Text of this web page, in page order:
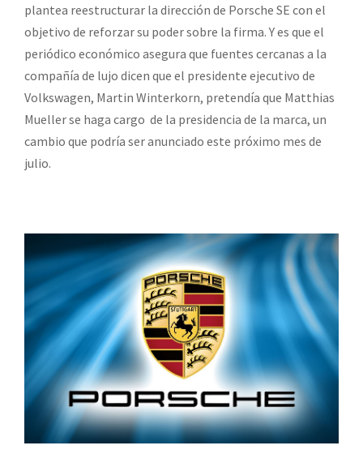
plantea reestructurar la dirección de Porsche SE con el
objetivo de reforzar su poder sobre la firma. Y es que el
periódico económico asegura que fuentes cercanas a la
compañía de lujo dicen que el presidente ejecutivo de
Volkswagen, Martin Winterkorn, pretendía que Matthias
Mueller se haga cargo de la presidencia de la marca, un
cambio que podría ser anunciado este próximo mes de
julio.